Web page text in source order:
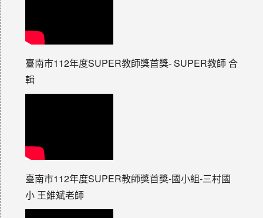
臺南市112年度SUPER教師獎首獎- SUPER教師 合
輯
臺南市112年度SUPER教師獎首獎-國小組-三村國
小 王維斌老師